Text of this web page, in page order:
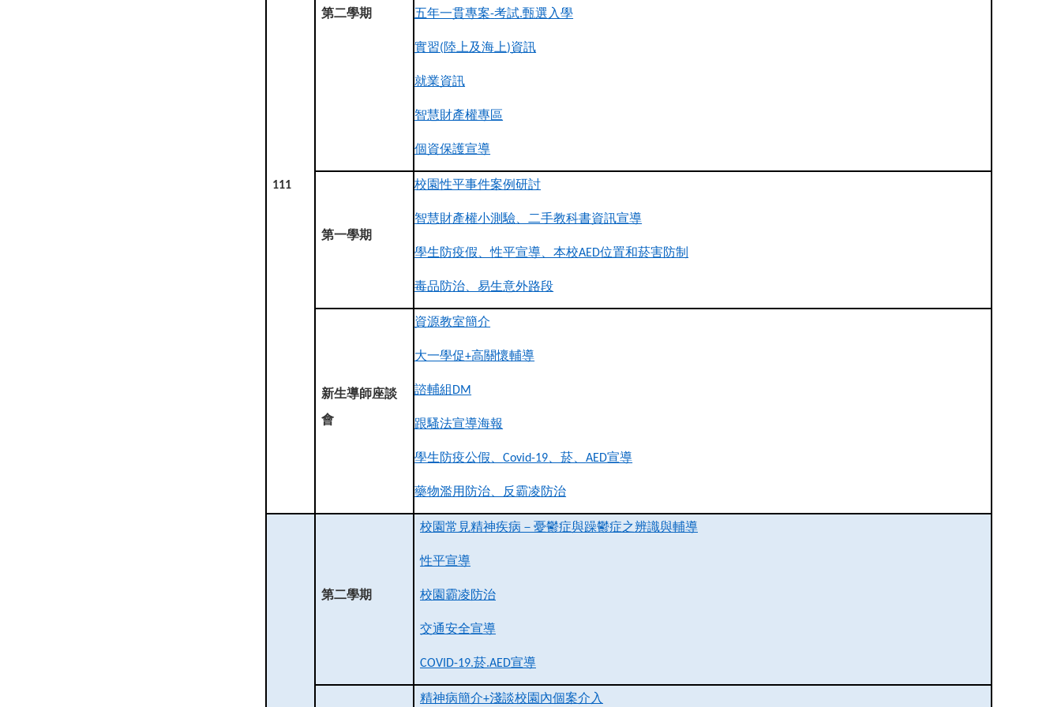
111
第二學期 五年一貫專案-考試.甄選入學
實習(陸上及海上)資訊
就業資訊
智慧財產權專區
個資保護宣導
第一學期
校園性平事件案例研討
智慧財產權小測驗、二手教科書資訊宣導
學生防疫假、性平宣導、本校AED位置和菸害防制
毒品防治、易生意外路段
新生導師座談
會
資源教室簡介
大一學促+高關懷輔導
諮輔組 DM
跟騷法宣導海報
學生防疫公假、Covid-19 、菸、AED宣導
藥物濫用防治、反霸凌防治
第二學期
校園常見精神疾病－憂鬱症與躁鬱症之辨識與輔導
性平宣導
校園霸凌防治
交通安全宣導
COVID-19.菸.AED宣導
精神病簡介+淺談校園內個案介入